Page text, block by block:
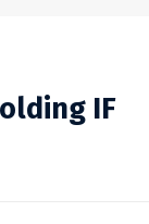
IF